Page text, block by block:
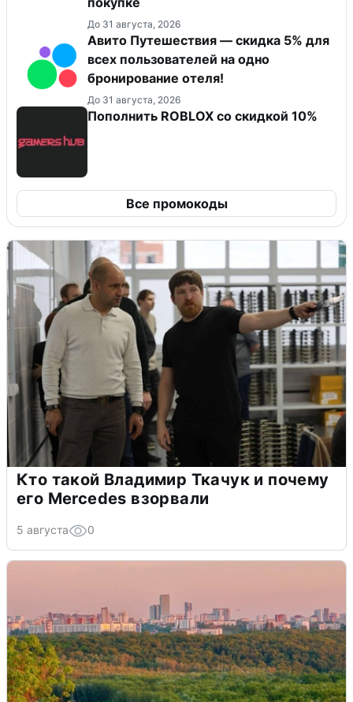
До 31 августа, 2026
Авито Путешествия — скидка 5% для
всех пользователей на одно
бронирование отеля!
До 31 августа, 2026
Пополнить ROBLOX со скидкой 10%
Все промокоды
Кто такой Владимир Ткачук и почему
его Mercedes взорвали
5 августа 0